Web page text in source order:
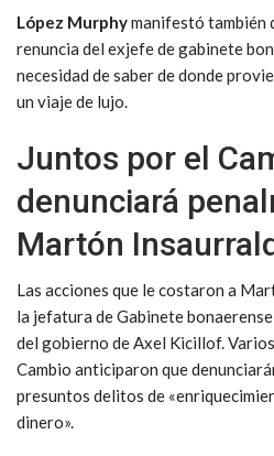
López Murphymanifestó también
renuncia del exjefe de gabinete
necesidad de saber de donde
un viaje de lujo.
Juntos por el
denunciará
Martón
Las acciones que le costaron a
la jefatura de Gabinete
del gobierno de Axel Kicillof.
Cambio anticiparon que
presuntos delitos de
dinero».